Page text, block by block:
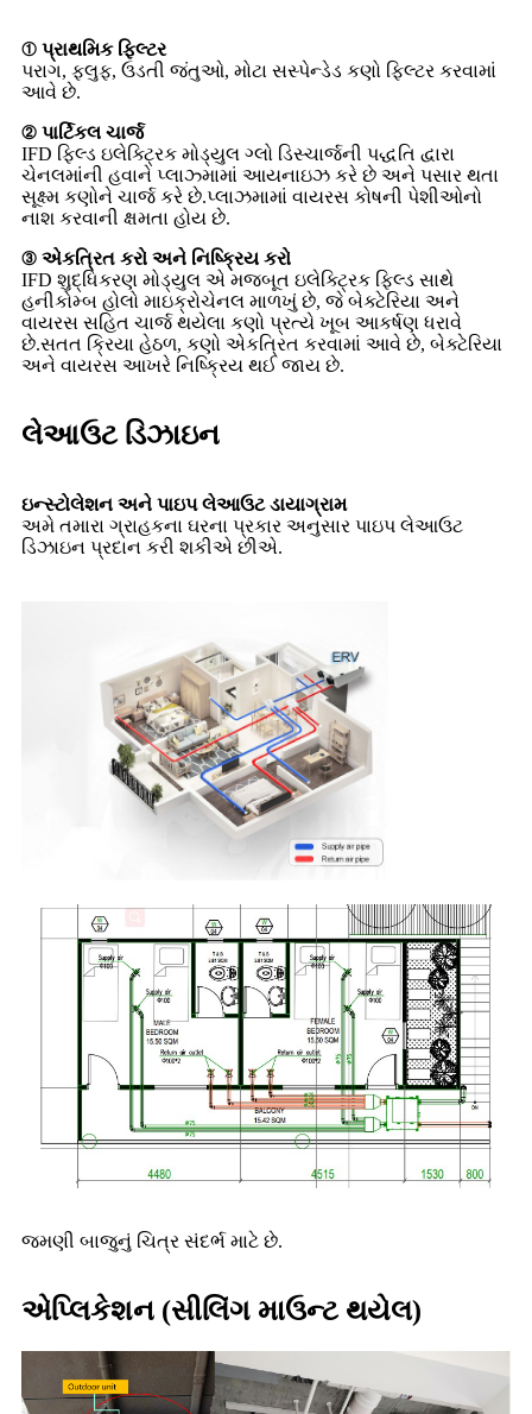
① પ્રાથમિક ફિલ્ટર
પરાગ, ફ્લુફ, ઉડતી જંતુઓ, મોટા સસ્પેન્ડેડ કણો ફિલ્ટર કરવામાં
આવે છે.
② પાર્ટિકલ ચાર્જ
IFD ફિલ્ડ ઇલેક્ટ્રિક મોડ્યુલ ગ્લો ડિસ્ચાર્જની પદ્ધતિ દ્વારા
ચેનલમાંની હવાને પ્લાઝ્મામાં આયનાઇઝ કરે છે અને પસાર થતા
સૂક્ષ્મ કણોને ચાર્જ કરે છે.પ્લાઝમામાં વાયરસ કોષની પેશીઓનો
નાશ કરવાની ક્ષમતા હોય છે.
③ એકત્રિત કરો અને નિષ્ક્રિય કરો
IFD શુદ્ધિકરણ મોડ્યુલ એ મજબૂત ઇલેક્ટ્રિક ફિલ્ડ સાથે
હનીકોમ્બ હોલો માઇક્રોચેનલ માળખું છે, જે બેક્ટેરિયા અને
વાયરસ સહિત ચાર્જ થયેલા કણો પ્રત્યે ખૂબ આકર્ષણ ધરાવે
છે.સતત ક્રિયા હેઠળ, કણો એકત્રિત કરવામાં આવે છે, બેક્ટેરિયા
અને વાયરસ આખરે નિષ્ક્રિય થઈ જાય છે.
લેઆઉટ ડિઝાઇન
ઇન્સ્ટોલેશન અને પાઇપ લેઆઉટ ડાયાગ્રામ
અમે તમારા ગ્રાહકના ઘરના પ્રકાર અનુસાર પાઇપ લેઆઉટ
ડિઝાઇન પ્રદાન કરી શકીએ છીએ.
જમણી બાજુનું ચિત્ર સંદર્ભ માટે છે.
એપ્લિકેશન (સીલિંગ માઉન્ટ થયેલ)